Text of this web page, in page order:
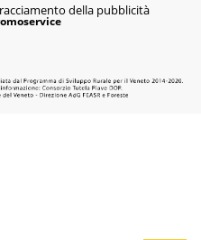
della pubblicità